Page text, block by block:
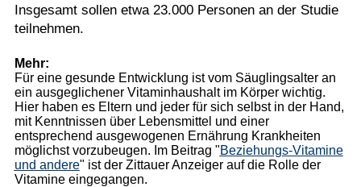
Insgesamt sollen etwa 23.000 Personen an der Studie
teilnehmen.
Mehr:
Für eine gesunde Entwicklung ist vom Säuglingsalter an
ein ausgeglichener Vitaminhaushalt im Körper wichtig.
Hier haben es Eltern und jeder für sich selbst in der Hand,
mit Kenntnissen über Lebensmittel und einer
entsprechend ausgewogenen Ernährung Krankheiten
möglichst vorzubeugen. Im Beitrag "Beziehungs-Vitamine
und andere" ist der Zittauer Anzeiger auf die Rolle der
Vitamine eingegangen.